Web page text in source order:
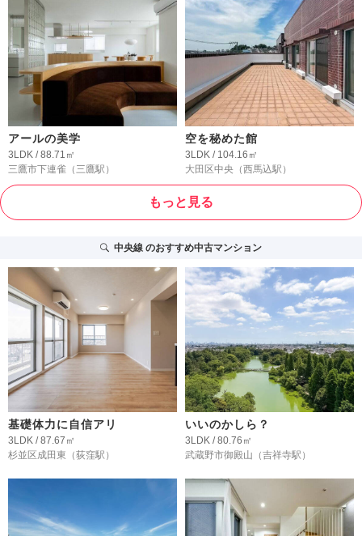
アールの美学
3LDK / 88.71㎡
三鷹市下連雀 （三鷹駅）
空を秘めた館
3LDK / 104.16㎡
大田区中央 （西馬込駅）
もっと見る
中央線のおすすめ中古マンション
基礎体力に自信アリ
3LDK / 87.67㎡
杉並区成田東 （荻窪駅）
いいのかしら？
3LDK / 80.76㎡
武蔵野市御殿山 （吉祥寺駅）